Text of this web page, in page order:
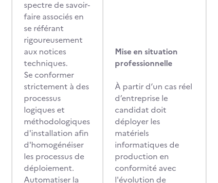
spectre de savoir-
faire associés en
se référant
rigoureusement
aux notices
techniques.
Se conformer
strictement à des
processus
logiques et
méthodologiques
d'installation afin
d'homogénéiser
les processus de
déploiement.
Automatiser la
Mise en situation
professionnelle
À partir d’un cas réel
d’entreprise le
candidat doit
déployer les
matériels
informatiques de
production en
conformité avec
l'évolution de